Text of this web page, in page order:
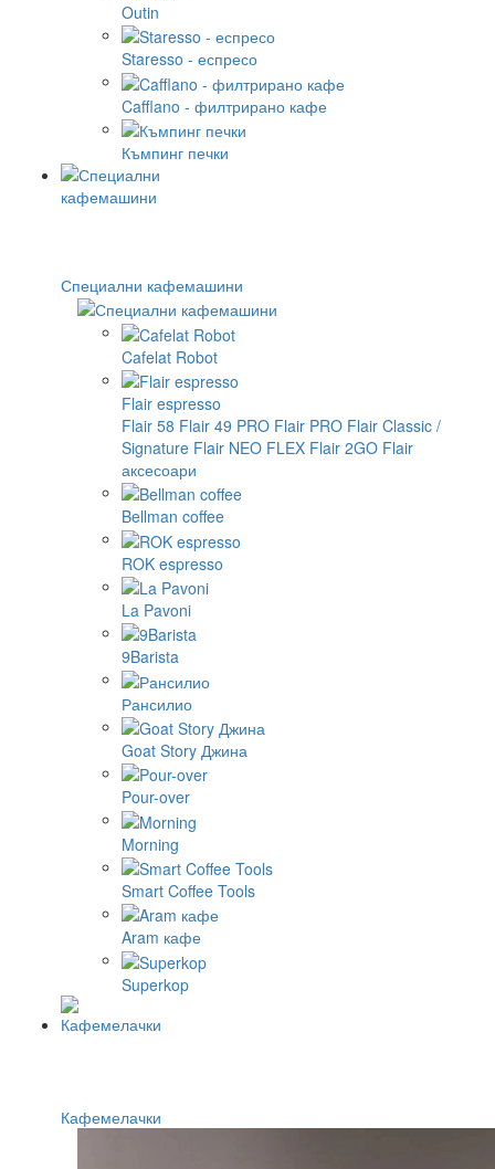
Outin
Staresso - еспресо
Cafflano - филтрирано кафе
Къмпинг печки
Специални кафемашини
Cafelat Robot
Flair espresso
Flair 58 Flair 49 PRO Flair PRO Flair Classic /
Signature Flair NEO FLEX Flair 2GO Flair
аксесоари
Bellman coffee
ROK espresso
La Pavoni
9Barista
Рансилио
Goat Story Джина
Pour-over
Morning
Smart Coffee Tools
Aram кафе
Superkop
Кафемелачки